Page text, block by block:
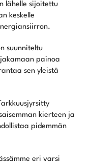
lähelle sijoitettu
keskelle
suunniteltu
painoa
sen yleistä
kierteen ja
pidemmän
eri varsi